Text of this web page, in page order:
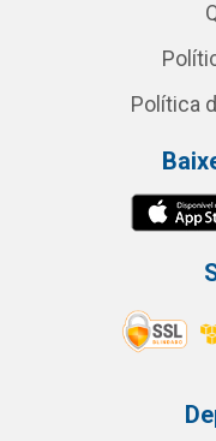
Política